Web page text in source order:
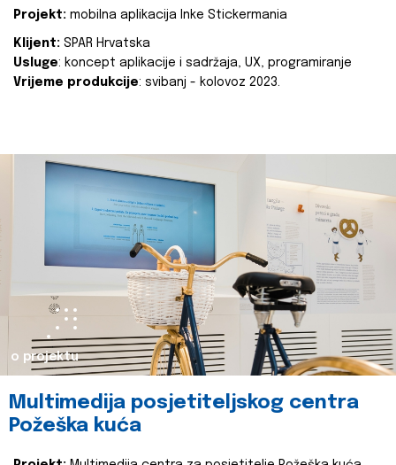
Projekt: mobilna aplikacija Inke Stickermania
Klijent: SPAR Hrvatska
Usluge: koncept aplikacije i sadržaja, UX, programiranje
Vrijeme produkcije: svibanj - kolovoz 2023.
o projektu
Multimedija posjetiteljskog centra
Požeška kuća